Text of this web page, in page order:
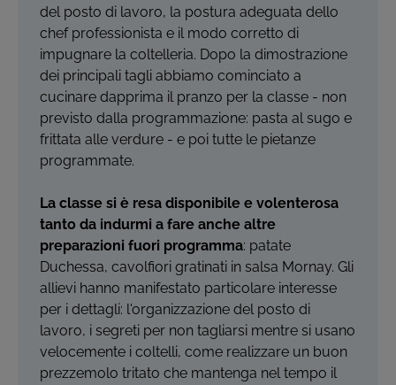
del posto di lavoro, la postura adeguata dello
chef professionista e il modo corretto di
impugnare la coltelleria. Dopo la dimostrazione
dei principali tagli abbiamo cominciato a
cucinare dapprima il pranzo per la classe - non
previsto dalla programmazione: pasta al sugo e
frittata alle verdure - e poi tutte le pietanze
programmate.
La classe si è resa disponibile e volenterosa
tanto da indurmi a fare anche altre
preparazioni fuori programma: patate
Duchessa, cavolfiori gratinati in salsa Mornay. Gli
allievi hanno manifestato particolare interesse
per i dettagli: l'organizzazione del posto di
lavoro, i segreti per non tagliarsi mentre si usano
velocemente i coltelli, come realizzare un buon
prezzemolo tritato che mantenga nel tempo il